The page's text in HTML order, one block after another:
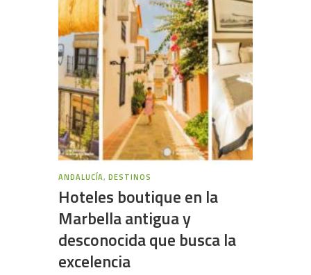
ANDALUCÍA,DESTINOS
Hoteles boutique en la
Marbella antigua y
desconocida que busca la
excelencia